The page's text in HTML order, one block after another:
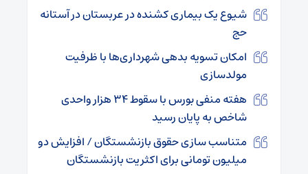
شیوع یک بیماری کشنده در عربستان در آستانه
حج
امکان تسویه بدهی شهرداری‌ها با ظرفیت
مولدسازی
هفته منفی بورس با سقوط ۳۴ هزار واحدی
شاخص به پایان رسید
متناسب‌ سازی حقوق بازنشستگان / افزایش دو
میلیون تومانی برای اکثریت بازنشستگان